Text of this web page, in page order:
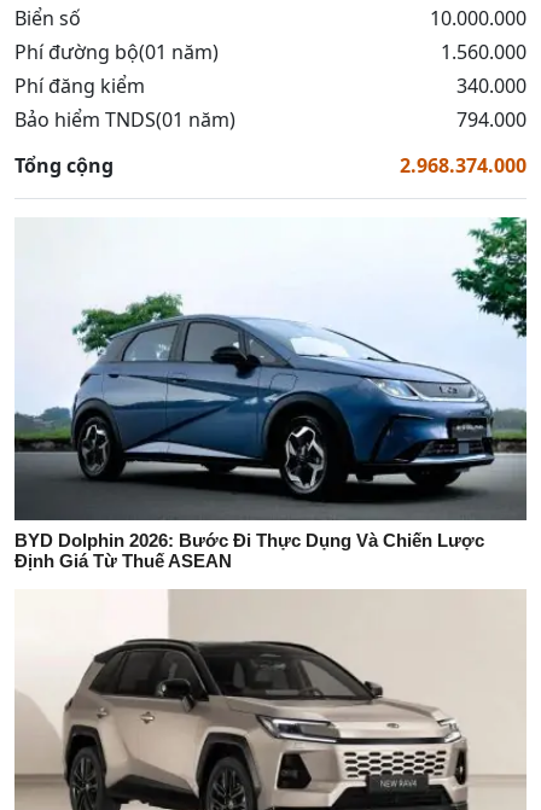
Biển số
10.000.000
Phí đường bộ(01 năm)
1.560.000
Phí đăng kiểm
340.000
Bảo hiểm TNDS(01 năm)
794.000
Tổng cộng
2.968.374.000
BYD Dolphin 2026: Bước Đi Thực Dụng Và Chiến Lược
Định Giá Từ Thuế ASEAN